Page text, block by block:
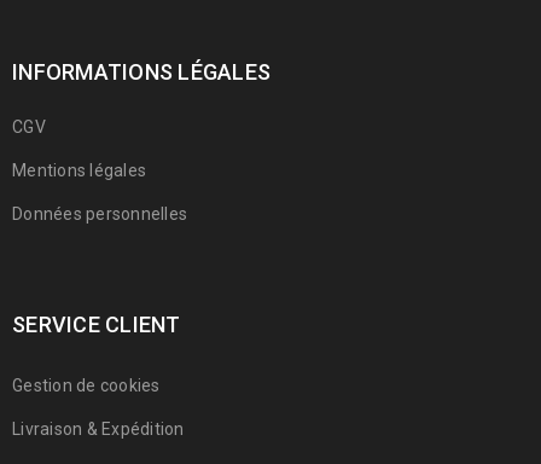
INFORMATIONS LÉGALES
CGV
Mentions légales
Données personnelles
SERVICE CLIENT
Gestion de cookies
Livraison & Expédition